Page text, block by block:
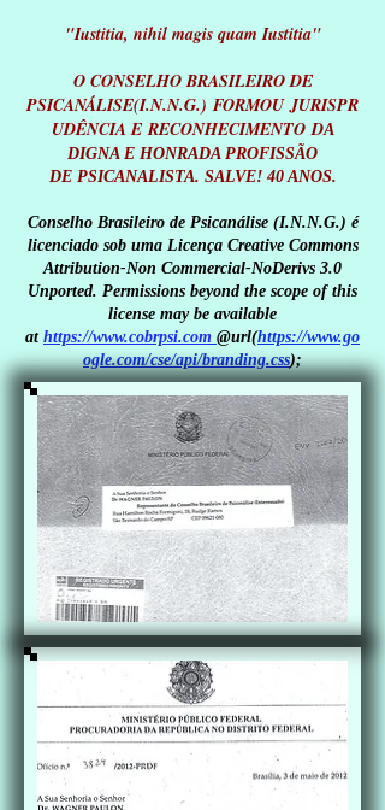
"Iustitia, nihil magis quam Iustitia"
O CONSELHO BRASILEIRO DE
PSICANÁLISE(I.N.N.G.) FORMOUJURISPR
UDÊNCIA E RECONHECIMENTODA
DIGNA E HONRADA PROFISSÃO
DE PSICANALISTA. SALVE! 40 ANOS.
Conselho Brasileiro de Psicanálise (I.N.N.G.) é
licenciado sob uma Licença Creative Commons
Attribution-Non Commercial-NoDerivs 3.0
Unported. Permissions beyond the scope of this
license may be available
at https://www.cobrpsi.com @url(https://www.go
ogle.com/cse/api/branding.css);